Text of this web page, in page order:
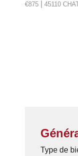
€875
45110
Type de